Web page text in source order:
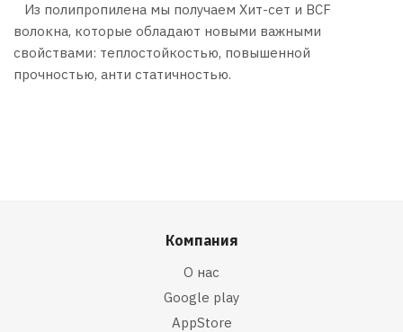
Из полипропилена мы получаем Хит-сет и BCF
волокна, которые обладают новыми важными
свойствами: теплостойкостью, повышенной
прочностью, анти статичностью.
Компания
О нас
Google play
AppStore